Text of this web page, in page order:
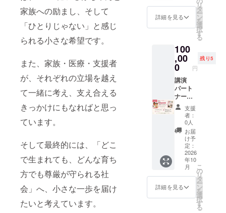
家族への励まし、そして
「ひとりじゃない」と感じ
られる小さな希望です。
また、家族・医療・支援者
が、それぞれの立場を越え
て一緒に考え、支え合える
きっかけにもなればと思っ
ています。
そして最終的には、「どこ
で生まれても、どんな育ち
方でも尊厳が守られる社
会」へ、小さな一歩を届け
たいと考えています。
オープ
チャッ
トへの
ありま
せん。
コミュ
ニティ
が続く
限り、
ご参加
いただ
けま
す。
（LINE
オープ
チャッ
トを使
用しま
LINEア
カウン
た、支
援者の
た想い
も、
リーフ
レット
として
書籍と
一緒に
お届け
予定で
す。 ◆
オンラ
イン交
流会あ
（2026
年10
月〜11
月頃予
Zoom・
いただ
くこと
族や、
医療・
支援に
関わる
方々
へ、こ
の想い
を広げ
ていく
ことが
できま
す。 小
さく生
まれた
命とそ
の家
族、そ
して医
チャッ
ト＋感
謝メッ
セージ
あなた
のご支
援で、
書籍
『ちい
さなタ
カラモ
ノ〜
664gの
命と
NICU60
0日〜』
を10
冊、必
要とし
ている
場所へ
お届け
しま
す。 10
詳細を見る
リ
タ
ー
ン
を
選
択
す
る
100
,00
0 円
残り5
講演
パート
ナープ
ラン
【講演
開催＋
書籍30
冊】 書
籍『ち
いさな
タカラ
モノ〜
664gの
命と
NICU60
0日〜』
支援
者：
0人
お届
け予
定：
2026
年10
月
詳細を見る
こ
の
リ
タ
ー
ン
を
選
択
す
る